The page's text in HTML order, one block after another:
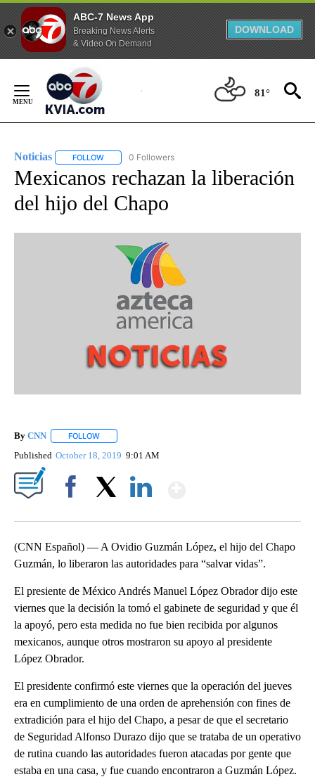
ABC-7 News App
Breaking News Alerts
& Video On Demand
DOWNLOAD
Content
81°
Noticias FOLLOW FOLLOW "NOTICIAS" TO RECEIVE NOTIFICATIONS
0 Followers
Mexicanos rechazan la liberación
del hijo del Chapo
By CNN FOLLOW
Published October 18, 2019 9:01 AM
(CNN Español) — A Ovidio Guzmán López, el hijo del Chapo
Guzmán, lo liberaron las autoridades para “salvar vidas”.
El presiente de México Andrés Manuel López Obrador dijo este
viernes que la decisión la tomó el gabinete de seguridad y que él
la apoyó, pero esta medida no fue bien recibida por algunos
mexicanos, aunque otros mostraron su apoyo al presidente
López Obrador.
El presidente confirmó este viernes que la operación del jueves
era en cumplimiento de una orden de aprehensión con fines de
extradición para el hijo del Chapo, a pesar de que el secretario
de Seguridad Alfonso Durazo dijo que se trataba de un operativo
de rutina cuando las autoridades fueron atacadas por gente que
estaba en una casa, y fue cuando encontraron a Guzmán López.